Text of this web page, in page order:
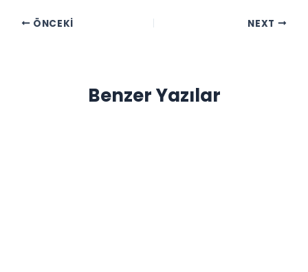
ÖNCEKI NEXT
Benzer Yazılar